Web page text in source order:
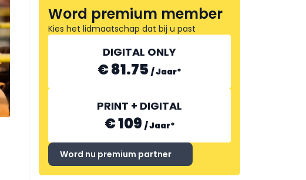
Word premium member
Kies het lidmaatschap dat bij u past
DIGITAL ONLY
€ 81.75 /Jaar*
PRINT + DIGITAL
€ 109 /Jaar*
Word nu premium partner